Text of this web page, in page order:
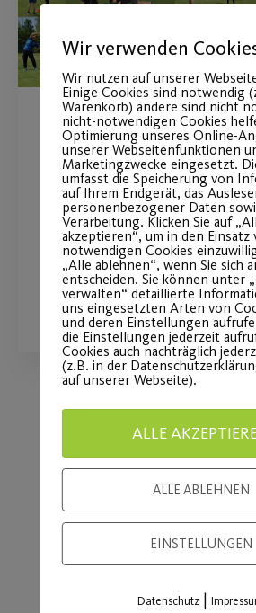
Wiederaufnahme
Outdoor-
Endlich geht es wieder los
Outdoor-Sport!
WEITERLESEN
Load More
Wir verwenden
Wir nutzen auf unserer
Einige Cookies sind notwendig
Warenkorb) andere sind nicht
nicht-notwendigen Cookies
Optimierung unseres Online-
unserer Webseitenfunktionen
Marketingzwecke eingesetzt.
umfasst die Speicherung von
auf Ihrem Endgerät, das
personenbezogener Daten
Verarbeitung. Klicken Sie auf
akzeptieren“, um in den Einsatz
notwendigen Cookies
„Alle ablehnen“, wenn Sie sich
entscheiden. Sie können unter
verwalten“ detaillierte
uns eingesetzten Arten von
und deren Einstellungen
die Einstellungen jederzeit
Cookies auch nachträglich
(z.B. in der
auf unserer Webseite).
ALLE
ALLE ABLEHNEN
EINSTELLUNGEN
Datenschutz |